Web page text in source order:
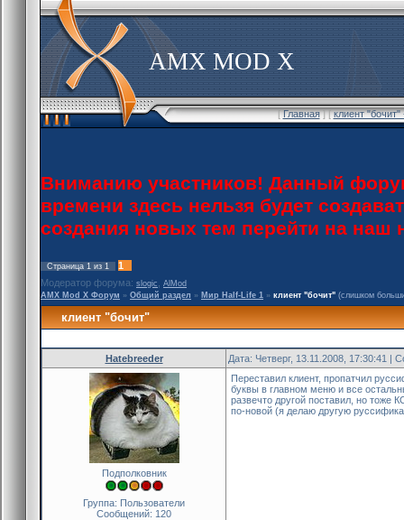
AMX MOD X
[Главная] [клиент
Вниманию участников! Данный
времени здесь нельзя будет
создания новых тем перейти на
Страница 1 из 1
1
Модератор форума: slogic
AlMod
AMX Mod X Форум » Общий раздел » Мир Half-Life 1 » клиент "бочит" (слишком
клиент "бочит"
Hatebreeder Дата: Четверг, 13.11.2008, 17:30:41 |
Подполковник
Группа: Пользователи
Сообщений: 120
Переставил клиент, пропатчил
буквы в главном меню и все
развечто другой поставил, но тоже
по-новой (я делаю другую